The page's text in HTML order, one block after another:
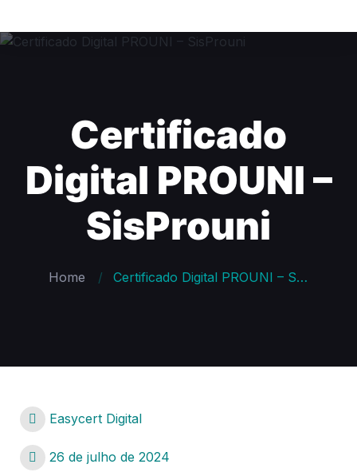
Certificado
Digital PROUNI –
SisProuni
Home Certificado Digital PROUNI – SisProuni
Easycert Digital
26 de julho de 2024